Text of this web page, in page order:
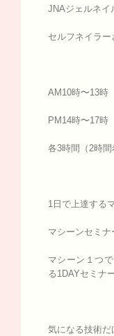
JNAジェルネイ
セルフネイラ
AM10時〜13時
PM14時〜17時
各3時間（2時間
1日で上達する
マシーンセミナ
マシーン１つ
る1DAYセミナ
気になる技術